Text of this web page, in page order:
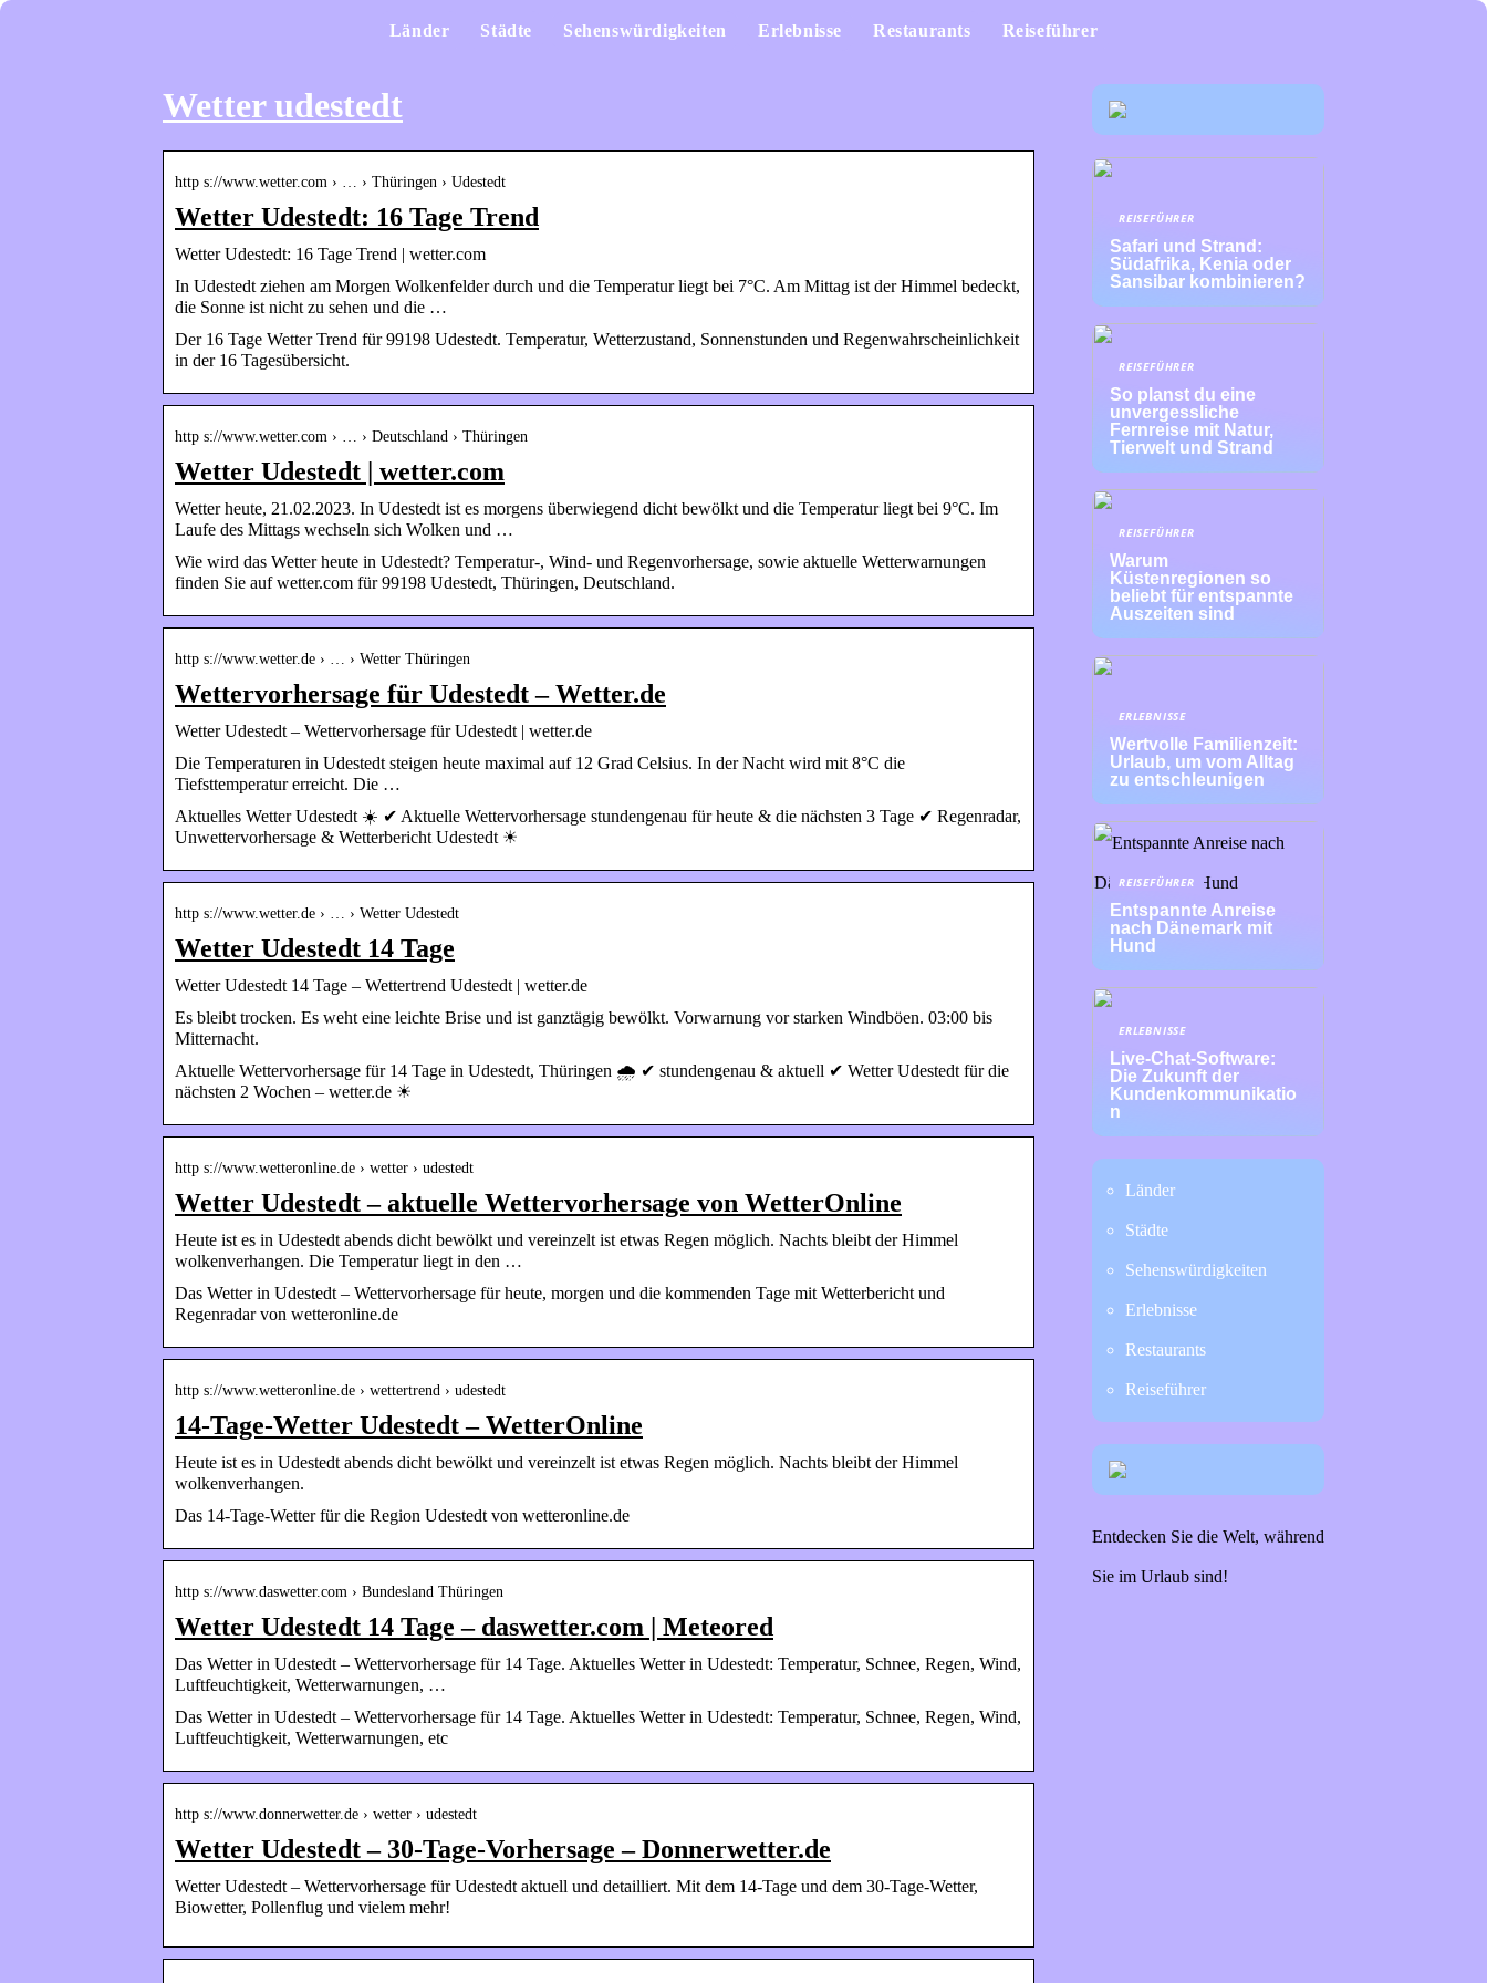
Länder Städte Sehenswürdigkeiten Erlebnisse Restaurants Reiseführer
Wetter udestedt
http s://www.wetter.com › … › Thüringen › Udestedt
Wetter Udestedt: 16 Tage Trend
Wetter Udestedt: 16 Tage Trend | wetter.com
In Udestedt ziehen am Morgen Wolkenfelder durch und die Temperatur liegt bei 7°C. Am Mittag ist der Himmel bedeckt,
die Sonne ist nicht zu sehen und die …
Der 16 Tage Wetter Trend für 99198 Udestedt. Temperatur, Wetterzustand, Sonnenstunden und Regenwahrscheinlichkeit
in der 16 Tagesübersicht.
http s://www.wetter.com › … › Deutschland › Thüringen
Wetter Udestedt | wetter.com
Wetter heute, 21.02.2023. In Udestedt ist es morgens überwiegend dicht bewölkt und die Temperatur liegt bei 9°C. Im
Laufe des Mittags wechseln sich Wolken und …
Wie wird das Wetter heute in Udestedt? Temperatur-, Wind- und Regenvorhersage, sowie aktuelle Wetterwarnungen
finden Sie auf wetter.com für 99198 Udestedt, Thüringen, Deutschland.
http s://www.wetter.de › … › Wetter Thüringen
Wettervorhersage für Udestedt – Wetter.de
Wetter Udestedt – Wettervorhersage für Udestedt | wetter.de
Die Temperaturen in Udestedt steigen heute maximal auf 12 Grad Celsius. In der Nacht wird mit 8°C die
Tiefsttemperatur erreicht. Die …
Aktuelles Wetter Udestedt ☀️ ✔ Aktuelle Wettervorhersage stundengenau für heute & die nächsten 3 Tage ✔ Regenradar,
Unwettervorhersage & Wetterbericht Udestedt ☀
http s://www.wetter.de › … › Wetter Udestedt
Wetter Udestedt 14 Tage
Wetter Udestedt 14 Tage – Wettertrend Udestedt | wetter.de
Es bleibt trocken. Es weht eine leichte Brise und ist ganztägig bewölkt. Vorwarnung vor starken Windböen. 03:00 bis
Mitternacht.
Aktuelle Wettervorhersage für 14 Tage in Udestedt, Thüringen 🌧️ ✔ stundengenau & aktuell ✔ Wetter Udestedt für die
nächsten 2 Wochen – wetter.de ☀
http s://www.wetteronline.de › wetter › udestedt
Wetter Udestedt – aktuelle Wettervorhersage von WetterOnline
Heute ist es in Udestedt abends dicht bewölkt und vereinzelt ist etwas Regen möglich. Nachts bleibt der Himmel
wolkenverhangen. Die Temperatur liegt in den …
Das Wetter in Udestedt – Wettervorhersage für heute, morgen und die kommenden Tage mit Wetterbericht und
Regenradar von wetteronline.de
http s://www.wetteronline.de › wettertrend › udestedt
14-Tage-Wetter Udestedt – WetterOnline
Heute ist es in Udestedt abends dicht bewölkt und vereinzelt ist etwas Regen möglich. Nachts bleibt der Himmel
wolkenverhangen.
Das 14-Tage-Wetter für die Region Udestedt von wetteronline.de
http s://www.daswetter.com › Bundesland Thüringen
Wetter Udestedt 14 Tage – daswetter.com | Meteored
Das Wetter in Udestedt – Wettervorhersage für 14 Tage. Aktuelles Wetter in Udestedt: Temperatur, Schnee, Regen, Wind,
Luftfeuchtigkeit, Wetterwarnungen, …
Das Wetter in Udestedt – Wettervorhersage für 14 Tage. Aktuelles Wetter in Udestedt: Temperatur, Schnee, Regen, Wind,
Luftfeuchtigkeit, Wetterwarnungen, etc
http s://www.donnerwetter.de › wetter › udestedt
Wetter Udestedt – 30-Tage-Vorhersage – Donnerwetter.de
Wetter Udestedt – Wettervorhersage für Udestedt aktuell und detailliert. Mit dem 14-Tage und dem 30-Tage-Wetter,
Biowetter, Pollenflug und vielem mehr!
REISEFÜHRER
Safari und Strand:
Südafrika, Kenia oder
Sansibar kombinieren?
REISEFÜHRER
So planst du eine
unvergessliche
Fernreise mit Natur,
Tierwelt und Strand
REISEFÜHRER
Warum
Küstenregionen so
beliebt für entspannte
Auszeiten sind
ERLEBNISSE
Wertvolle Familienzeit:
Urlaub, um vom Alltag
zu entschleunigen
REISEFÜHRER
Entspannte Anreise
nach Dänemark mit
Hund
ERLEBNISSE
Live-Chat-Software:
Die Zukunft der
Kundenkommunikatio
n
Länder
Städte
Sehenswürdigkeiten
Erlebnisse
Restaurants
Reiseführer
Entdecken Sie die Welt, während
Sie im Urlaub sind!